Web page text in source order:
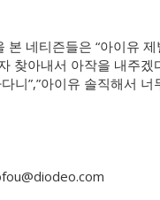
본 네티즌들은 “아이유
찾아내서 아작을 내주겠
니”,”아이유 솔직해서 너